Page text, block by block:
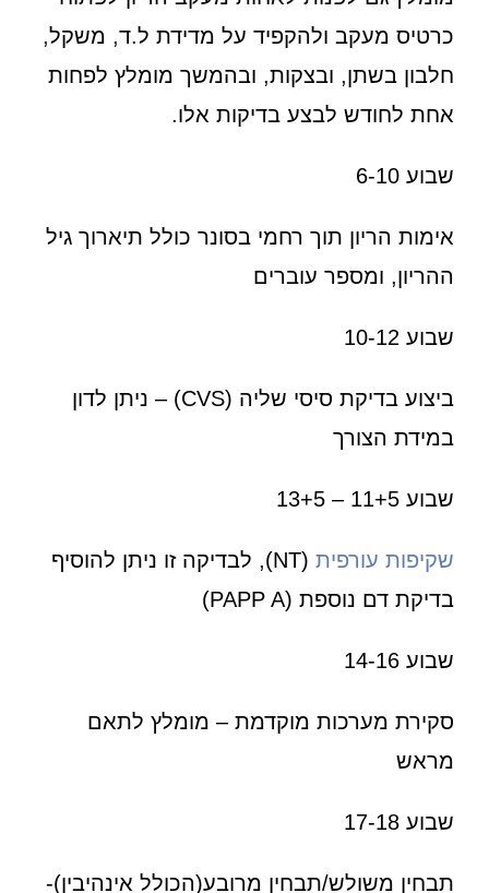
כרטיס מעקב ולהקפיד על מדידת ל.ד, משקל,
חלבון בשתן, ובצקות, ובהמשך מומלץ לפחות
אחת לחודש לבצע בדיקות אלו.
שבוע 6-10
אימות הריון תוך רחמי בסונר כולל תיארוך גיל
ההריון, ומספר עוברים
שבוע 10-12
ביצוע בדיקת סיסי שליה (CVS) – ניתן לדון
במידת הצורך
שבוע 11+5 – 13+5
שקיפות עורפית
(NT), לבדיקה זו ניתן להוסיף
בדיקת דם נוספת (PAPP A)
שבוע 14-16
סקירת מערכות מוקדמת – מומלץ לתאם
מראש
שבוע 17-18
תבחין משולש/תבחין מרובע(הכולל אינהיבין)-